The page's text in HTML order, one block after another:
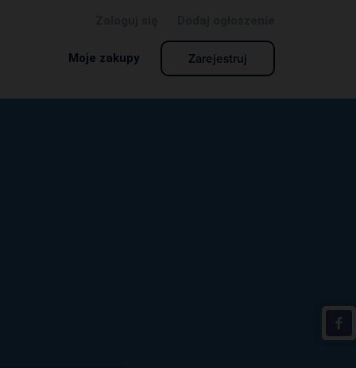
Moje zakupy Zarejestruj